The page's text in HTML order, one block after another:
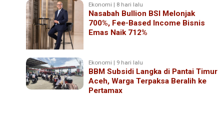
Ekonomi | 8 hari lalu
Nasabah Bullion BSI Melonjak
700%, Fee-Based Income Bisnis
Emas Naik 712%
Ekonomi | 9 hari lalu
BBM Subsidi Langka di Pantai Timur
Aceh, Warga Terpaksa Beralih ke
Pertamax